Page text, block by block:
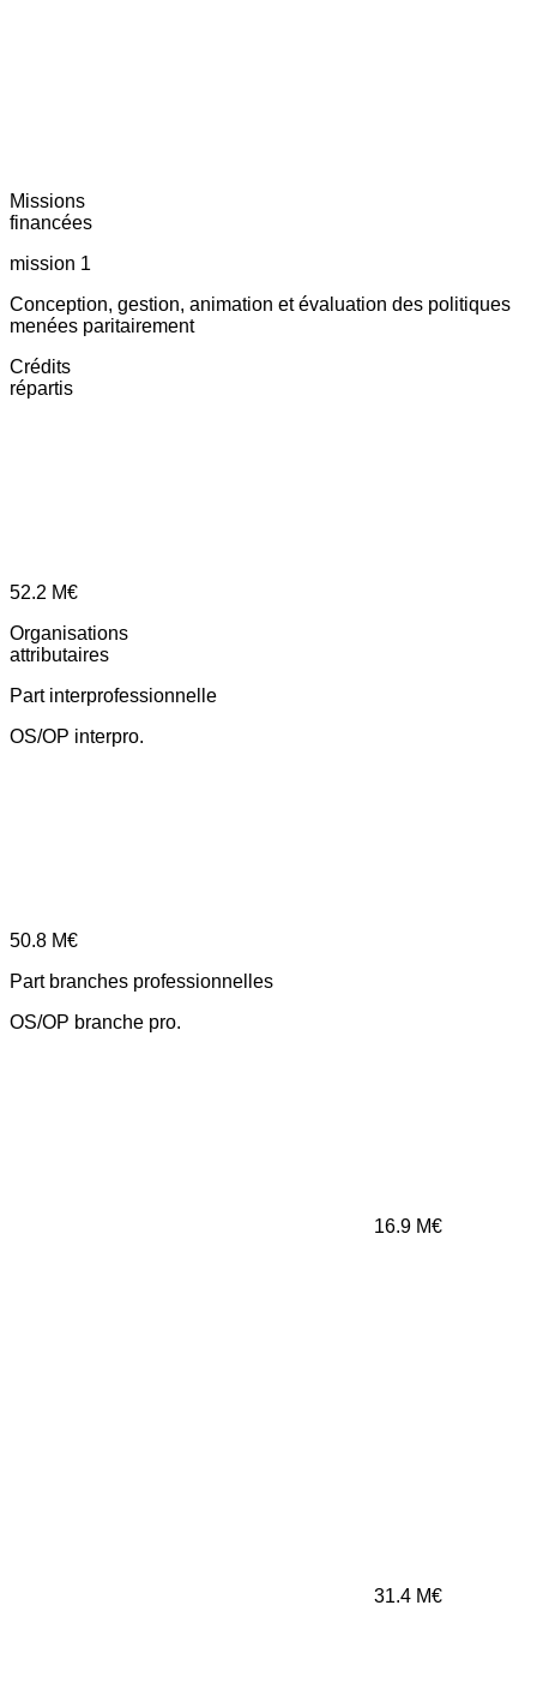
Missions
financées
mission 1
Conception, gestion, animation et évaluation des politiques
menées paritairement
Crédits
répartis
52.2 M€
Organisations
attributaires
Part interprofessionnelle
OS/OP interpro.
50.8 M€
Part branches professionnelles
OS/OP branche pro.
16.9 M€
31.4 M€